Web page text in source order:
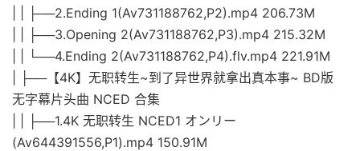
| | ├──2.Ending 1(Av731188762,P2).mp4 206.73M
| | ├──3.Opening 2(Av731188762,P3).mp4 215.32M
| | └──4.Ending 2(Av731188762,P4).flv.mp4 221.91M
| ├──【4K】无职转生~到了异世界就拿出真本事~ BD版
无字幕片头曲 NCED 合集
| | ├──1.4K 无职转生 NCED1 オンリー
(Av644391556,P1).mp4 150.91M